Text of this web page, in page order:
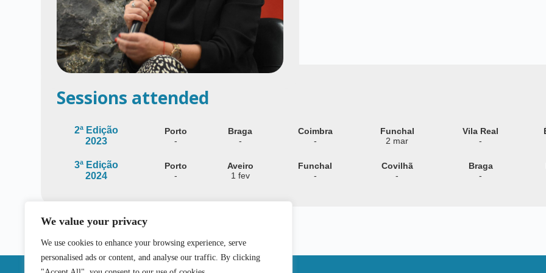
We value your privacy
We use cookies to enhance your browsing experience, serve
personalised ads or content, and analyse our traffic. By clicking
Sessions attended
2ª Edição
2023
Porto
-
Braga
-
Coimbra
-
Funchal
2 mar
Vila Real
-
3ª Edição
2024
Porto
-
Aveiro
1 fev
Funchal
-
Covilhã
-
Braga
-